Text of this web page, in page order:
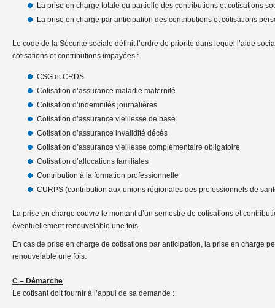
La prise en charge totale ou partielle des contributions et cotisations
La prise en charge par anticipation des contributions et cotisations
Le code de la Sécurité sociale définit l’ordre de priorité dans lequel l’aide
cotisations et contributions impayées :
CSG et CRDS
Cotisation d’assurance maladie maternité
Cotisation d’indemnités journalières
Cotisation d’assurance vieillesse de base
Cotisation d’assurance invalidité décès
Cotisation d’assurance vieillesse complémentaire obligatoire
Cotisation d’allocations familiales
Contribution à la formation professionnelle
CURPS (contribution aux unions régionales des professionnels de
La prise en charge couvre le montant d’un semestre de cotisations et
éventuellement renouvelable une fois.
En cas de prise en charge de cotisations par anticipation, la prise en charge
renouvelable une fois.
C – Démarche
Le cotisant doit fournir à l’appui de sa demande :